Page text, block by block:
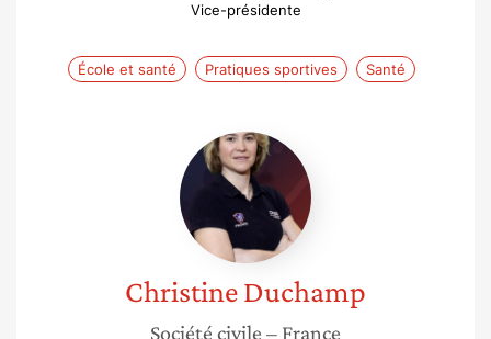
Vice-présidente
École et santé Pratiques sportives Santé
Christine
Duchamp
ChristineDuchamp
Société civile – France